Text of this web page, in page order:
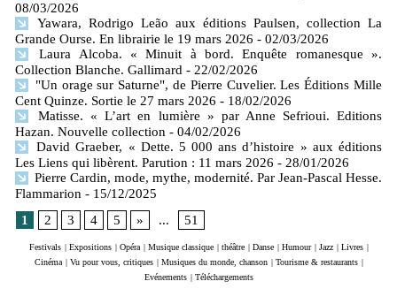
08/03/2026
Yawara, Rodrigo Leão aux éditions Paulsen, collection La
Grande Ourse. En librairie le 19 mars 2026 - 02/03/2026
Laura Alcoba. « Minuit à bord. Enquête romanesque ».
Collection Blanche. Gallimard - 22/02/2026
"Un orage sur Saturne", de Pierre Cuvelier. Les Éditions Mille
Cent Quinze. Sortie le 27 mars 2026 - 18/02/2026
Matisse. « L’art en lumière » par Anne Sefrioui. Editions
Hazan. Nouvelle collection - 04/02/2026
David Graeber, « Dette. 5 000 ans d’histoire » aux éditions
Les Liens qui libèrent. Parution : 11 mars 2026 - 28/01/2026
Pierre Cardin, mode, mythe, modernité. Par Jean-Pascal Hesse.
Flammarion - 15/12/2025
1
2 3 4 5 » ... 51
Festivals Expositions Opéra Musique classique théâtre Danse Humour Jazz Livres
Cinéma
Vu pour vous, critiques Musiques du monde, chanson Tourisme & restaurants
Evénements
Téléchargements